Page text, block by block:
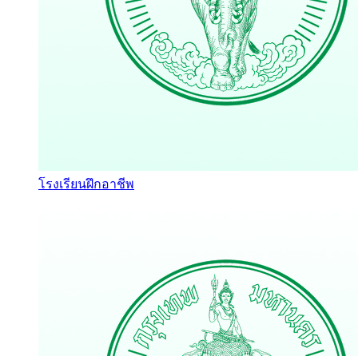
โรงเรียนฝึกอาชีพ